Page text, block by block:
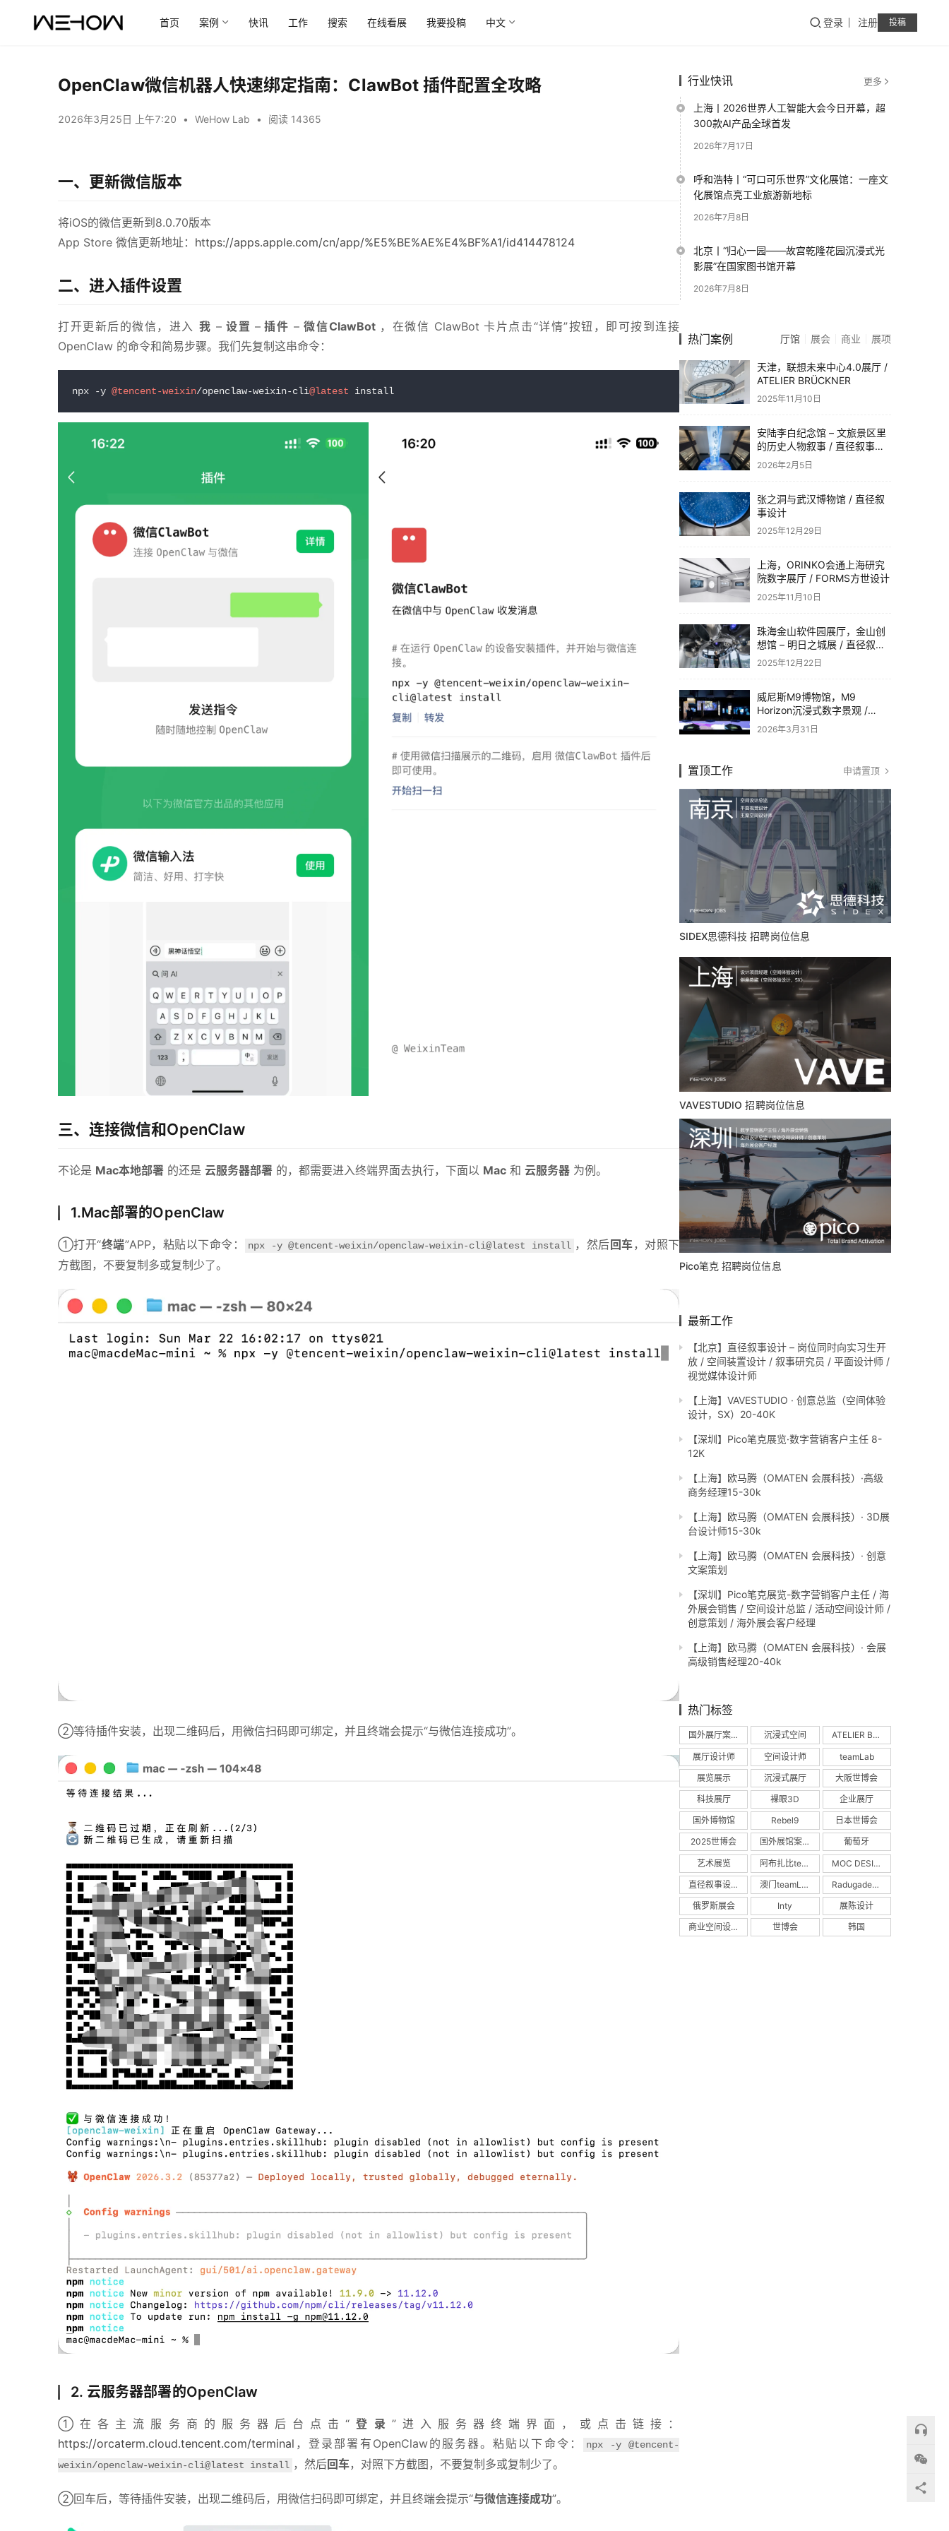
首页 案例 快讯 工作 搜索 在线看展 我要投稿 中文 登录 注册 投稿
OpenClaw微信机器人快速绑定指南：ClawBot 插件配置全攻略
2026年3月25日 上午7:20 • WeHow Lab • 阅读 14365
一、更新微信版本
将iOS的微信更新到8.0.70版本
App Store 微信更新地址： https://apps.apple.com/cn/app/%E5%BE%AE%E4%BF%A1/id414478124
二、进入插件设置
打开更新后的微信，进入 我 – 设置 – 插件 – 微信ClawBot ，在微信 ClawBot 卡片点击“详情”按钮，即可按到连接
OpenClaw 的命令和简易步骤。我们先复制这串命令：
npx -y @tencent-weixin/openclaw-weixin-cli@latest install
三、连接微信和OpenClaw
不论是 Mac本地部署 的还是 云服务器部署 的，都需要进入终端界面去执行，下面以 Mac 和 云服务器 为例。
1.Mac部署的OpenClaw
①打开“终端”APP，粘贴以下命令： npx -y @tencent-weixin/openclaw-weixin-cli@latest install ，然后回车 ，对照下
方截图，不要复制多或复制少了。
②等待插件安装，出现二维码后，用微信扫码即可绑定，并且终端会提示“与微信连接成功”。
2. 云服务器部署的OpenClaw
①在各主流服务商的服务器后台点击“ 登录 ”进入服务器终端界面，或点击链接：
https://orcaterm.cloud.tencent.com/terminal ，登录部署有OpenClaw的服务器。粘贴以下命令：
npx -y @tencent-
weixin/openclaw-weixin-cli@latest install ，然后回车，对照下方截图，不要复制多或复制少了。
②回车后，等待插件安装，出现二维码后，用微信扫码即可绑定，并且终端会提示“与微信连接成功”。
行业快讯 更多
上海丨2026世界人工智能大会今日开幕，超
300款AI产品全球首发
2026年7月17日
呼和浩特丨“可口可乐世界”文化展馆：一座文
化展馆点亮工业旅游新地标
2026年7月8日
北京丨“归心一园——故宫乾隆花园沉浸式光
影展”在国家图书馆开幕
2026年7月8日
热门案例 厅馆 展会 商业 展项
天津，联想未来中心4.0展厅 /
ATELIER BRÜCKNER
2025年11月10日
安陆李白纪念馆 – 文旅景区里
的历史人物叙事 / 直径叙事设
计
2026年2月5日
张之洞与武汉博物馆 / 直径叙
事设计
2025年12月29日
上海，ORINKO会通上海研究
院数字展厅 / FORMS方世设计
2025年11月10日
珠海金山软件园展厅，金山创
想馆 – 明日之城展 / 直径叙事
设计
2025年12月22日
威尼斯M9博物馆，M9
Horizon沉浸式数字景观 /
Dotdotdot
2026年3月31日
置顶工作 申请置顶
SIDEX思德科技 招聘岗位信息
VAVESTUDIO 招聘岗位信息
Pico笔克 招聘岗位信息
最新工作
【北京】直径叙事设计 – 岗位同时向实习生开
放 / 空间装置设计 / 叙事研究员 / 平面设计师 /
视觉媒体设计师
【上海】VAVESTUDIO · 创意总监（空间体验
设计，SX）20-40K
【深圳】Pico笔克展览·数字营销客户主任 8-
12K
【上海】欧马腾（OMATEN 会展科技）·高级
商务经理15-30k
【上海】欧马腾（OMATEN 会展科技）· 3D展
台设计师15-30k
【上海】欧马腾（OMATEN 会展科技）· 创意
文案策划
【深圳】Pico笔克展览-数字营销客户主任 / 海
外展会销售 / 空间设计总监 / 活动空间设计师 /
创意策划 / 海外展会客户经理
【上海】欧马腾（OMATEN 会展科技）· 会展
高级销售经理20-40k
热门标签
国外展厅案例 沉浸式空间 ATELIER BRÜCKNER
展厅设计师 空间设计师 teamLab
展览展示 沉浸式展厅 大阪世博会
科技展厅 裸眼3D 企业展厅
国外博物馆 Rebel9 日本世博会
2025世博会 国外展馆案例 葡萄牙
艺术展览 阿布扎比teamLab MOC DESIGN
直径叙事设计 澳门teamLab Radugadesign
俄罗斯展会 Inty 展陈设计
商业空间设计 世博会 韩国